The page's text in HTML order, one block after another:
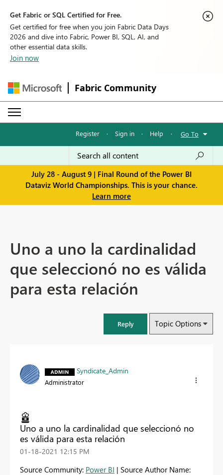
Get Fabric or SQL Certified for Free.
Get certified for free when you join Fabric Data Days
2026 and dive into Fabric, Power BI, SQL, AI, and
other essential data skills.
Join now
Fabric Community
Register · Sign in · Help · Go To
July 28 - August 9 | Final Round of the Power BI
Dataviz World Championships. This is your chance.
Learn more
Uno a uno la cardinalidad
que seleccionó no es válida
para esta relación
Reply Topic Options
Syndicate_Admin
Administrator
Uno a uno la cardinalidad que seleccionó no
es válida para esta relación
‎01-18-2021 12:15 PM
Source Community: Power BI | Source Author Name: